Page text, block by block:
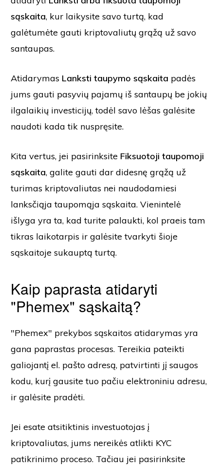
sąskaita, kur laikysite savo turtą, kad
galėtumėte gauti kriptovaliutų grąžą už savo
santaupas.
Atidarymas Lanksti taupymo sąskaita padės
jums gauti pasyvių pajamų iš santaupų be jokių
ilgalaikių investicijų, todėl savo lėšas galėsite
naudoti kada tik nuspręsite.
Kita vertus, jei pasirinksite Fiksuotoji taupomoji
sąskaita, galite gauti dar didesnę grąžą už
turimas kriptovaliutas nei naudodamiesi
lanksčiąja taupomąja sąskaita. Vienintelė
išlyga yra ta, kad turite palaukti, kol praeis tam
tikras laikotarpis ir galėsite tvarkyti šioje
sąskaitoje sukauptą turtą.
Kaip paprasta atidaryti
"Phemex" sąskaitą?
"Phemex" prekybos sąskaitos atidarymas yra
gana paprastas procesas. Tereikia pateikti
galiojantį el. pašto adresą, patvirtinti jį saugos
kodu, kurį gausite tuo pačiu elektroniniu adresu,
ir galėsite pradėti.
Jei esate atsitiktinis investuotojas į
kriptovaliutas, jums nereikės atlikti KYC
patikrinimo proceso. Tačiau jei pasirinksite